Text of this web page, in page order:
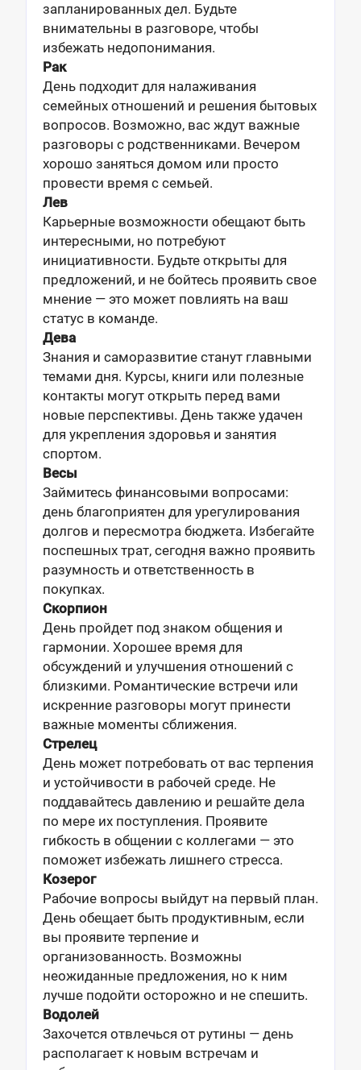
запланированных дел. Будьте
внимательны в разговоре, чтобы
избежать недопонимания.
Рак
День подходит для налаживания
семейных отношений и решения бытовых
вопросов. Возможно, вас ждут важные
разговоры с родственниками. Вечером
хорошо заняться домом или просто
провести время с семьей.
Лев
Карьерные возможности обещают быть
интересными, но потребуют
инициативности. Будьте открыты для
предложений, и не бойтесь проявить свое
мнение — это может повлиять на ваш
статус в команде.
Дева
Знания и саморазвитие станут главными
темами дня. Курсы, книги или полезные
контакты могут открыть перед вами
новые перспективы. День также удачен
для укрепления здоровья и занятия
спортом.
Весы
Займитесь финансовыми вопросами:
день благоприятен для урегулирования
долгов и пересмотра бюджета. Избегайте
поспешных трат, сегодня важно проявить
разумность и ответственность в
покупках.
Скорпион
День пройдет под знаком общения и
гармонии. Хорошее время для
обсуждений и улучшения отношений с
близкими. Романтические встречи или
искренние разговоры могут принести
важные моменты сближения.
Стрелец
День может потребовать от вас терпения
и устойчивости в рабочей среде. Не
поддавайтесь давлению и решайте дела
по мере их поступления. Проявите
гибкость в общении с коллегами — это
поможет избежать лишнего стресса.
Козерог
Рабочие вопросы выйдут на первый план.
День обещает быть продуктивным, если
вы проявите терпение и
организованность. Возможны
неожиданные предложения, но к ним
лучше подойти осторожно и не спешить.
Водолей
Захочется отвлечься от рутины — день
располагает к новым встречам и